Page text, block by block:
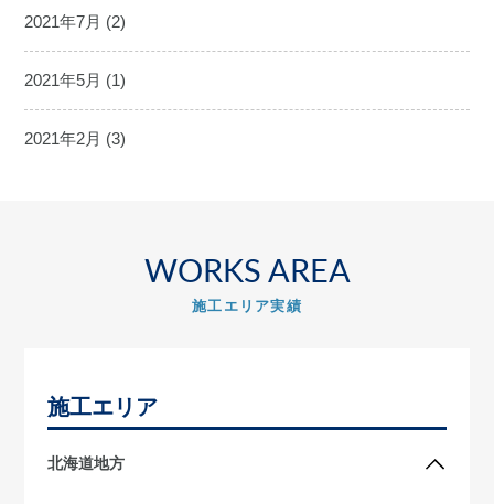
2021年7月 (2)
2021年5月 (1)
2021年2月 (3)
WORKS AREA
施工エリア実績
施工エリア
北海道地方